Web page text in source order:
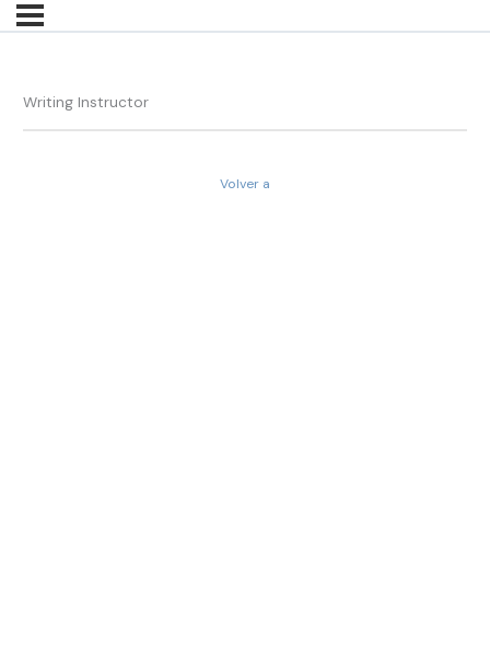
Writing Instructor
Volver a